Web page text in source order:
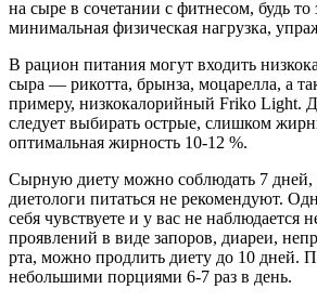
на сыре в сочетании с фитнесом, будь то
минимальная физическая нагрузка,
В рацион питания могут входить
сыра — рикотта, брынза, моцарелла, а
примеру, низкокалорийный Friko Light.
следует выбирать острые, слишком
оптимальная жирность 10-12 %.
Сырную диету можно соблюдать 7 дней,
диетологи питаться не рекомендуют.
себя чувствуете и у вас не наблюдается
проявлений в виде запоров, диареи,
рта, можно продлить диету до 10 дней.
небольшими порциями 6-7 раз в день.